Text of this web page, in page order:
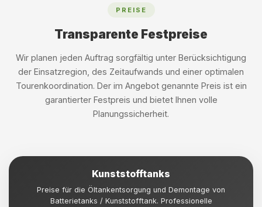
PREISE
Transparente Festpreise
Wir planen jeden Auftrag sorgfältig unter Berücksichtigung
der Einsatzregion, des Zeitaufwands und einer optimalen
Tourenkoordination. Der im Angebot genannte Preis ist ein
garantierter Festpreis und bietet Ihnen volle
Planungssicherheit.
Kunststofftanks
Preise für die Öltankentsorgung und Demontage von
Batterietanks / Kunststofftank. Professionelle